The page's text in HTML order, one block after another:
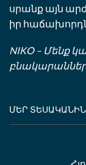
սրանք այն
իր
NIKO – Մենք
ՄԵՐ ՏԵՍԱԿԱՆԻՆ